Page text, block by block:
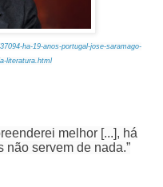
ha-19-anos-portugal-jose-saramago-
literatura.html
melhor [...], há
servem de nada.”